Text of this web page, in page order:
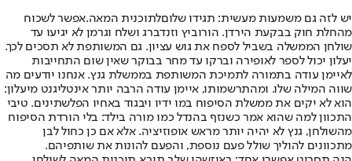
יש לזה גם משמעות מעשית: תגידו שלוםלתוכנית המאה.אפשר לשכוח
מהחלת חוק בבקעת הירדן. הורוביץ וזנדברג ושלח וגרמן לא יגיעו עד
שולחן הממשלה בשביל לספח את גוש עציון. גם המשותפת לא תסכים לכך.
יעלון יכול לספר לאופירה וברקו עד מחר בבוקר שאין שום התחייבות
לאיימן עודה בתמורה לתמיכת המשותפת בממשלת גנץ. אנחנו יודעים מה
שווה המילה שלו. ומהתרשמותו, איימן עודה הרבה יותר אינטליגנט מיעלון:
הוא לא יקים את ממשלת הסיפוח במו ידיו ויבגוד באחיו הפלשתינים. טיבי
התכוון למה שהוא אמר כשנזף בהנדל כמו מורה בילד: בלי הורדת הסיפוח
מהשולחן, גנץ לא יהיה יותר מראש אופוזיציה. אלא אם כן כחול לבן
מתכוונים להוליך שולל פעם נוספת, והפעם להונות את שותפיהם.